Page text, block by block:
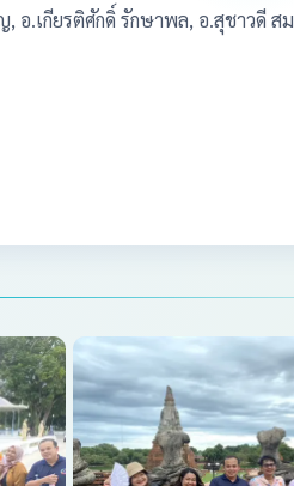
อ.เกียรติศักดิ์ รักษาพล, อ.สุชาวดี สม